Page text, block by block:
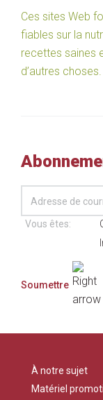
Ces sites Web
fiables sur la
recettes saines
d’autres choses.
Vous êtes:
À notre sujet
Matériel